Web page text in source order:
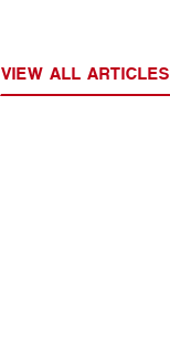
VIEW ALL ARTICLES